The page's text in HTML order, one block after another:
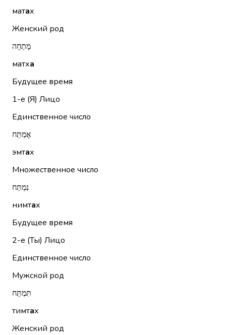
матах
Женский род
מָתְחָה
матха
Будущее время
1-е (Я) Лицо
Единственное число
אֶמְתַּח
эмтах
Множественное число
נִמְתַּח
нимтах
Будущее время
2-е (Ты) Лицо
Единственное число
Мужской род
תִּמְתַּח
тимтах
Женский род